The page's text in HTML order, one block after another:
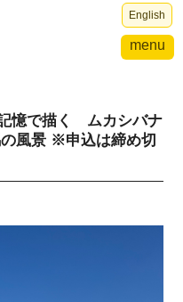
English
menu
憶で描く ムカシバナ
風景 ※申込は締め切